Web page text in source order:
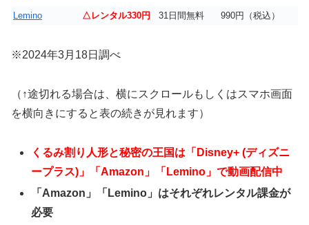
Lemino △レンタル330円 31日間無料 990円（税込）
※2024年3月18日調べ
（↑途切れる場合は、横にスクロールもしくはスマホ画面
を横向きにすると表の続きが見れます）
くるみ割り人形と秘密の王国は「Disney+ (ディズニ
ープラス)」「Amazon」「Lemino」で動画配信中
「Amazon」「Lemino」はそれぞれレンタル課金が
必要